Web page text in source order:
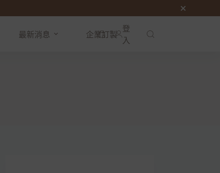
最新消息 企業訂製
購
登
入